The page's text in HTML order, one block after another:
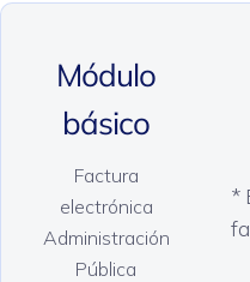
Módulo
básico
Factura
electrónica
Administración
Pública
*